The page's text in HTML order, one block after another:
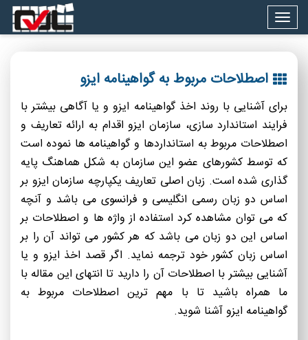
اصطلاحات مربوط به گواهینامه ایزو
برای آشنایی با روند اخذ گواهینامه ایزو و یا آگاهی بیشتر با
فرایند استاندارد سازی، سازمان ایزو اقدام به ارائه تعاریف و
اصطلاحات مربوط به استانداردها و گواهینامه ها نموده است
که توسط کشورهای عضو این سازمان به شکل هماهنگ پایه
گذاری شده است. زبان اصلی تعاریف یکپارچه سازمان ایزو بر
اساس دو زبان رسمی انگلیسی و فرانسوی می باشد و آنچه
که می توان مشاهده کرد استفاده از واژه ها و اصطلاحات بر
اساس این دو زبان می باشد که هر کشور می تواند آن را بر
اساس زبان کشور خود ترجمه نماید. اگر قصد اخذ ایزو و یا
آشنایی بیشتر با اصطلاحات آن را دارید تا انتهای این مقاله با
ما همراه باشید تا با مهم ترین اصطلاحات مربوط به
گواهینامه ایزو آشنا شوید.